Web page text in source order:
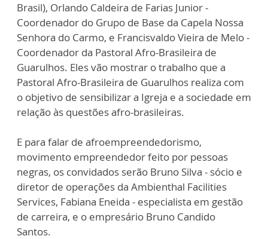
Brasil), Orlando Caldeira de Farias Junior -
Coordenador do Grupo de Base da Capela Nossa
Senhora do Carmo, e Francisvaldo Vieira de Melo -
Coordenador da Pastoral Afro-Brasileira de
Guarulhos. Eles vão mostrar o trabalho que a
Pastoral Afro-Brasileira de Guarulhos realiza com
o objetivo de sensibilizar a Igreja e a sociedade em
relação às questões afro-brasileiras.
E para falar de afroempreendedorismo,
movimento empreendedor feito por pessoas
negras, os convidados serão Bruno Silva - sócio e
diretor de operações da Ambienthal Facilities
Services, Fabiana Eneida - especialista em gestão
de carreira, e o empresário Bruno Candido
Santos.